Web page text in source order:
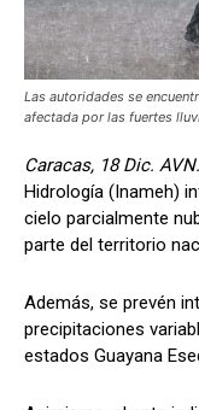
Las autoridades se
afectada por las fuertes
Caracas, 18 Dic.
Hidrología (Inameh)
cielo parcialmente
parte del territorio
Además, se prevén
precipitaciones
estados Guayana